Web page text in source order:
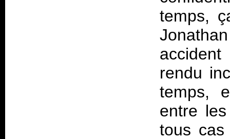
temps,
accident
rendu
temps,
entre
tous